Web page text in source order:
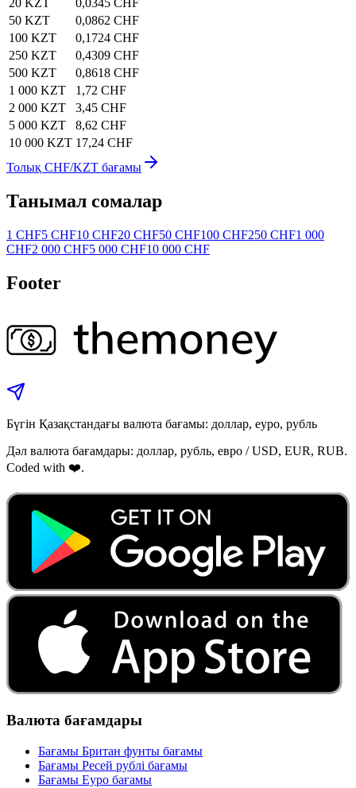
20 KZT
0,0345 CHF
50 KZT
0,0862 CHF
100 KZT
0,1724 CHF
250 KZT
0,4309 CHF
500 KZT
0,8618 CHF
1 000 KZT
1,72 CHF
2 000 KZT
3,45 CHF
5 000 KZT
8,62 CHF
10 000 KZT 17,24 CHF
Толық CHF/KZT бағамы
Танымал сомалар
1 CHF5 CHF10 CHF20 CHF50 CHF100 CHF250 CHF1 000
CHF2 000 CHF5 000 CHF10 000 CHF
Footer
Бүгін Қазақстандағы валюта бағамы: доллар, еуро, рубль
Дәл валюта бағамдары: доллар, рубль, евро / USD, EUR, RUB.
Coded with ❤️.
Валюта бағамдары
Бағамы Британ фунты бағамы
Бағамы Ресей рублі бағамы
Бағамы Еуро бағамы